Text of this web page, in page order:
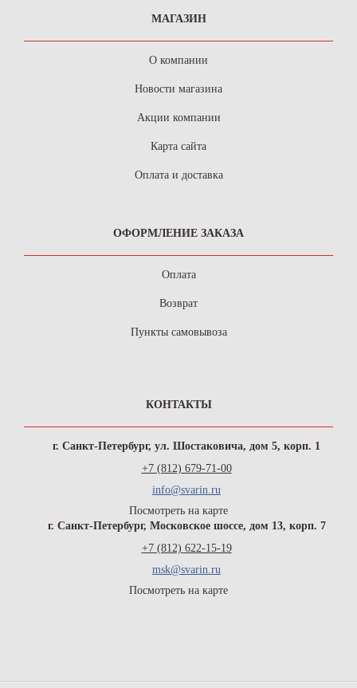
МАГАЗИН
О компании
Новости магазина
Акции компании
Карта сайта
Оплата и доставка
ОФОРМЛЕНИЕ ЗАКАЗА
Оплата
Возврат
Пункты самовывоза
КОНТАКТЫ
г. Санкт-Петербург, ул. Шостаковича, дом 5, корп. 1
+7 (812) 679-71-00
info@svarin.ru
Посмотреть на карте
г. Санкт-Петербург, Московское шоссе, дом 13, корп. 7
+7 (812) 622-15-19
msk@svarin.ru
Посмотреть на карте